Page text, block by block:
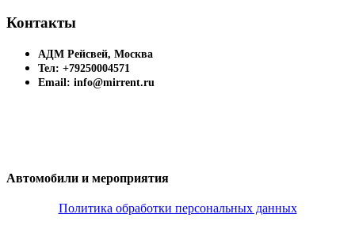
Контакты
АДМ Рейсвей, Москва
Тел: +79250004571
Email: info@mirrent.ru
Автомобили и мероприятия
Политика обработки персональных данных